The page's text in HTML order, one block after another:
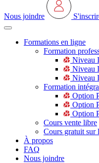
Nous joindre
Formations en ligne
Formation
Niveau
Niveau
Niveau
Formation
Option
Option
Option
Cours vente libre
Cours gratuit sur
À propos
FAQ
Nous joindre